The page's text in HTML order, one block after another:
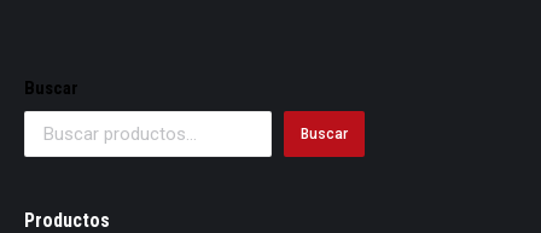
Buscar
Buscar
Productos